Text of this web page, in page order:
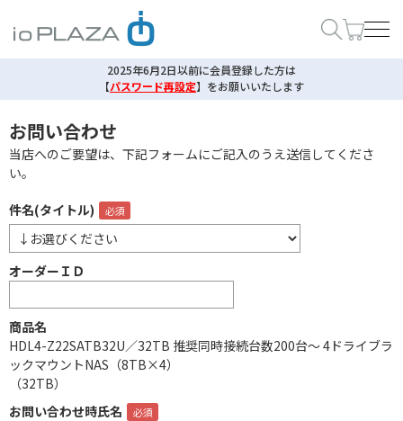
2025年6月2日以前に会員登録した方は
【パスワード再設定】 をお願いいたします
お問い合わせ
当店へのご要望は、下記フォームにご記入のうえ送信してくださ
い。
件名(タイトル)
オーダーＩＤ
商品名
HDL4-Z22SATB32U／32TB 推奨同時接続台数200台～ 4ドライブラ
ックマウントNAS（8TB×4）
（32TB）
お問い合わせ時氏名